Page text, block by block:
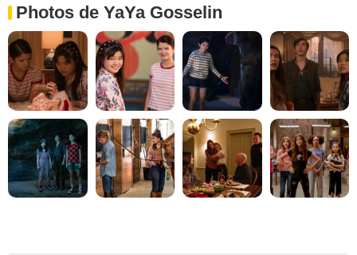
Photos de YaYa Gosselin